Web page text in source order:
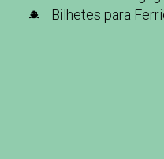
Bilhetes para